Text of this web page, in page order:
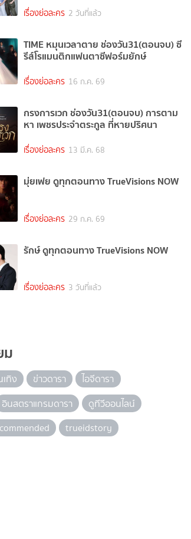
เรื่องย่อละคร 2 วันที่แล้ว
TIME หมุนเวลาตาย ช่องวัน31(ตอนจบ) ซี
รีส์โรแมนติกแฟนตาซีฟอร์มยักษ์
เรื่องย่อละคร 16 ก.ค. 69
กรงการเวก ช่องวัน31(ตอนจบ) การตาม
หา เพชรประจำตระกูล ที่หายปริศนา
เรื่องย่อละคร 13 มี.ค. 68
มุ่ยเฟย ดูทุกตอนทาง TrueVisions NOW
เรื่องย่อละคร 29 ก.ค. 69
รักษ์ ดูทุกตอนทาง TrueVisions NOW
เรื่องย่อละคร 3 วันที่แล้ว
ทิง ข่าวดารา
ไอจีดารา
อินสตราแกรมดารา
ดูทีวีออนไลน์
trueidstory